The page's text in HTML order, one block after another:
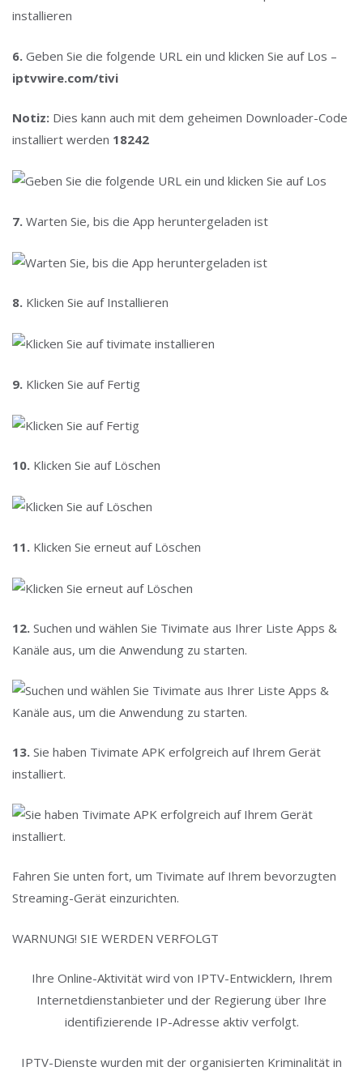
6. Geben Sie die folgende URL ein und klicken Sie auf Los –
iptvwire.com/tivi
Notiz: Dies kann auch mit dem geheimen Downloader-Code
installiert werden 18242
7. Warten Sie, bis die App heruntergeladen ist
8. Klicken Sie auf Installieren
9. Klicken Sie auf Fertig
10. Klicken Sie auf Löschen
11. Klicken Sie erneut auf Löschen
12. Suchen und wählen Sie Tivimate aus Ihrer Liste Apps &
Kanäle aus, um die Anwendung zu starten.
13. Sie haben Tivimate APK erfolgreich auf Ihrem Gerät
installiert.
Fahren Sie unten fort, um Tivimate auf Ihrem bevorzugten
Streaming-Gerät einzurichten.
WARNUNG! SIE WERDEN VERFOLGT
Ihre Online-Aktivität wird von IPTV-Entwicklern, Ihrem
Internetdienstanbieter und der Regierung über Ihre
identifizierende IP-Adresse aktiv verfolgt.
IPTV-Dienste wurden mit der organisierten Kriminalität in